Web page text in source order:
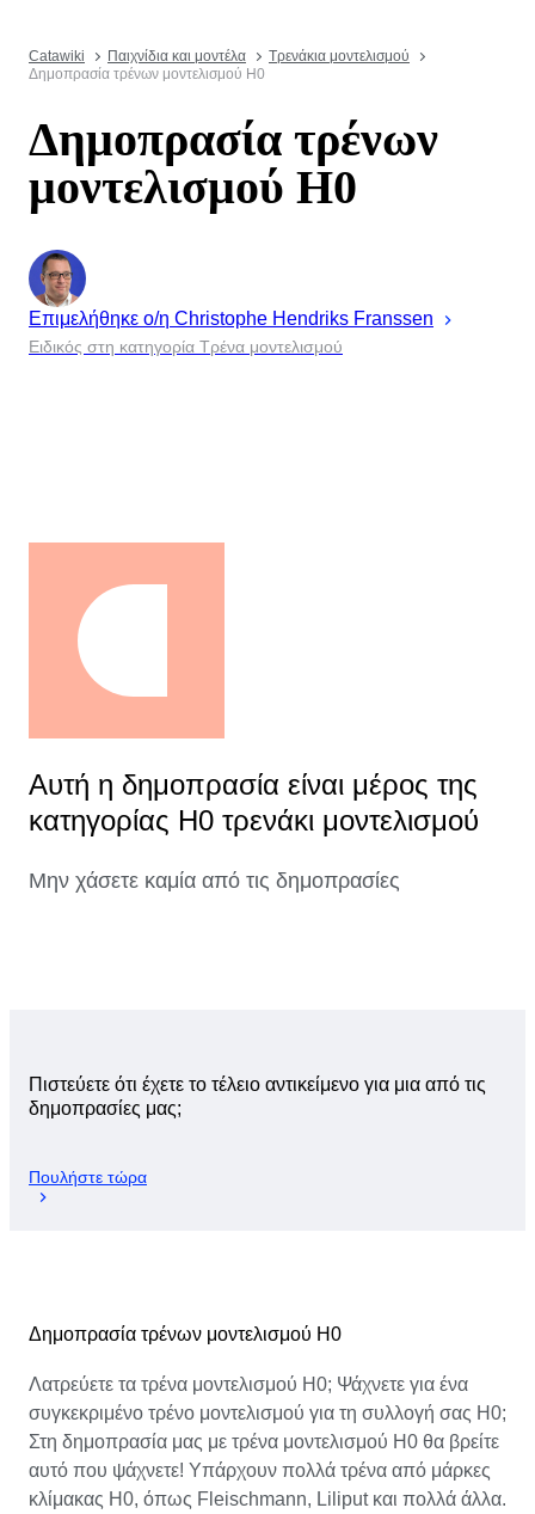
Catawiki Παιχνίδια και μοντέλα
Τρενάκια μοντελισμού
Δημοπρασία τρένων μοντελισμού H0
Δημοπρασία τρένων
μοντελισμού H0
Επιμελήθηκε ο/η Christophe Hendriks Franssen
Ειδικός στη κατηγορία Τρένα μοντελισμού
Αυτή η δημοπρασία είναι μέρος της
κατηγορίας H0 τρενάκι μοντελισμού
Μην χάσετε καμία από τις δημοπρασίες
Πιστεύετε ότι έχετε το τέλειο αντικείμενο για μια από τις
δημοπρασίες μας;
Πουλήστε τώρα
Δημοπρασία τρένων μοντελισμού H0
Λατρεύετε τα τρένα μοντελισμού H0; Ψάχνετε για ένα
συγκεκριμένο τρένο μοντελισμού για τη συλλογή σας H0;
Στη δημοπρασία μας με τρένα μοντελισμού H0 θα βρείτε
αυτό που ψάχνετε! Υπάρχουν πολλά τρένα από μάρκες
κλίμακας H0, όπως Fleischmann, Liliput και πολλά άλλα.